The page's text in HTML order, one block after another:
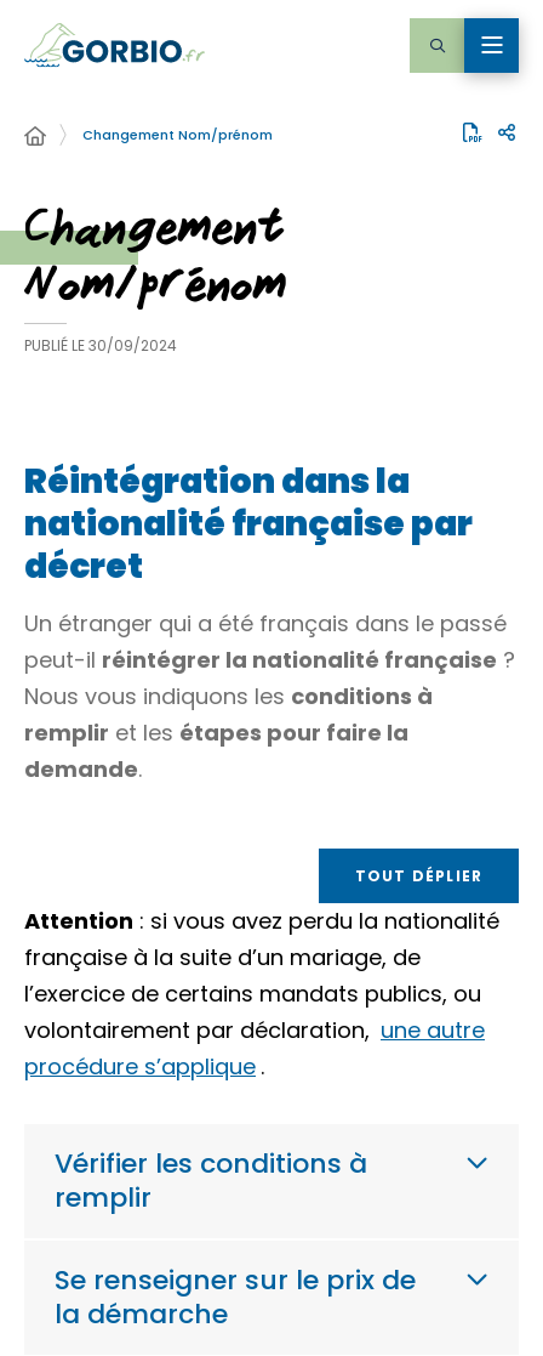
Changement Nom/prénom
Changement
Nom/prénom
PUBLIÉ LE30/09/2024
Réintégration dans la
nationalité française par
décret
Un étranger qui a été français dans le passé
peut-il réintégrer la nationalité française ?
Nous vous indiquons les conditions à
remplir et les étapes pour faire la
demande.
TOUT DÉPLIER
Attention : si vous avez perdu la nationalité
française à la suite d’un mariage, de
l’exercice de certains mandats publics, ou
volontairement par déclaration, une autre
procédure s’applique .
Vérifier les conditions à
remplir
Se renseigner sur le prix de
la démarche